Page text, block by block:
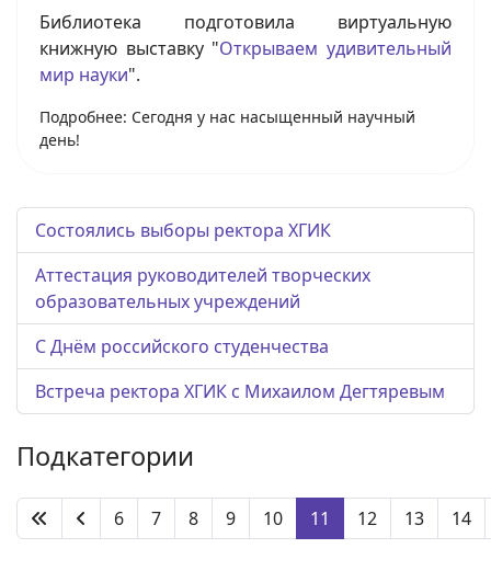
Библиотека подготовила виртуальную
книжную выставку "Открываем удивительный
мир науки".
Подробнее: Сегодня у нас насыщенный научный
день!
Состоялись выборы ректора ХГИК
Аттестация руководителей творческих
образовательных учреждений
С Днём российского студенчества
Встреча ректора ХГИК с Михаилом Дегтяревым
Подкатегории
6 7 8 9 10 11 12 13 14